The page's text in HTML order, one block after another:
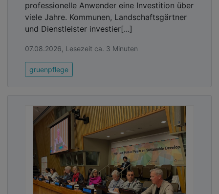
professionelle Anwender eine Investition über
viele Jahre. Kommunen, Landschaftsgärtner
und Dienstleister investier[...]
07.08.2026, Lesezeit ca. 3 Minuten
gruenpflege